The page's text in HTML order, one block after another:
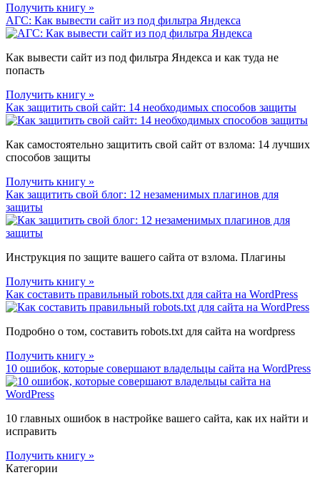
Получить книгу »
АГС: Как вывести сайт из под фильтра Яндекса
Как вывести сайт из под фильтра Яндекса и как туда не
попасть
Получить книгу »
Как защитить свой сайт: 14 необходимых способов защиты
Как самостоятельно защитить свой сайт от взлома: 14 лучших
способов защиты
Получить книгу »
Как защитить свой блог: 12 незаменимых плагинов для
защиты
Инструкция по защите вашего сайта от взлома. Плагины
Получить книгу »
Как составить правильный robots.txt для сайта на WordPress
Подробно о том, составить robots.txt для сайта на wordpress
Получить книгу »
10 ошибок, которые совершают владельцы сайта на WordPress
10 главных ошибок в настройке вашего сайта, как их найти и
исправить
Получить книгу »
Категории